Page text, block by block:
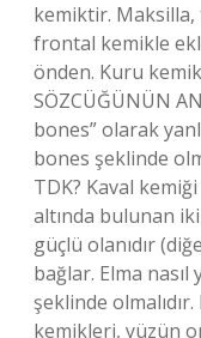
kemiktir.
frontal kemikle
önden. Kuru kemik
SÖZCÜĞÜNÜN
bones” olarak
bones şeklinde
TDK? Kaval
altında bulunan
güçlü olanıdır
bağlar. Elma nasıl
şeklinde
kemikleri, yüzün